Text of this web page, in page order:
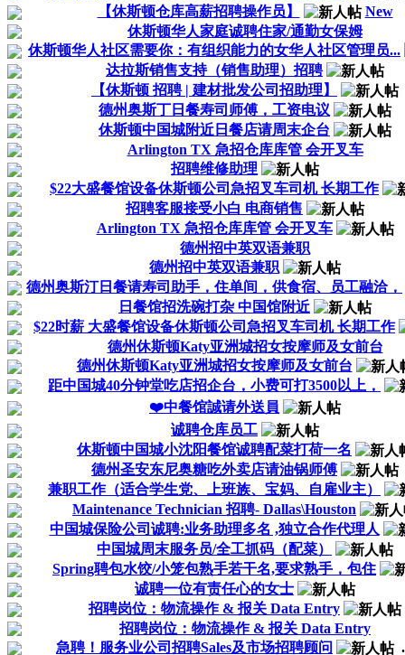
【休斯顿仓库高薪招聘操作员】
New
休斯顿华人家庭诚聘住家/通勤女保姆
休斯顿华人社区需要你：有组织能力的女华人社区管理员...
达拉斯销售支持（销售助理）招聘
【休斯顿 招聘 | 建材批发公司招助理】
德州奥斯丁日餐寿司师傅，工资电议
休斯顿中国城附近日餐店请周末企台
Arlington TX 急招仓库库管 会开叉车
招聘维修助理
$22大盛餐馆设备休斯顿公司急招叉车司机 长期工作
招聘客服接受小白 电商销售
Arlington TX 急招仓库库管 会开叉车
德州招中英双语兼职
德州招中英双语兼职
德州奥斯汀日餐请寿司助手，住单间，供食宿、员工融洽，
日餐馆招洗碗打杂 中国馆附近
$22时薪 大盛餐馆设备休斯顿公司急招叉车司机 长期工作
德州休斯顿Katy亚洲城招女按摩师及女前台
德州休斯顿Katy亚洲城招女按摩师及女前台
距中国城40分钟堂吃店招企台，小费可打3500以上，
❤️中餐馆誠请外送員
诚聘仓库员工
休斯顿中国城小沈阳餐馆诚聘配菜打荷一名
德州圣安东尼奥糖吃外卖店请油锅师傅
兼职工作（适合学生党、上班族、宝妈、自雇业主）
Maintenance Technician 招聘- Dallas\Houston
中国城保险公司诚聘:业务助理多名 ,独立合作代理人
中国城周末服务员/全工抓码（配菜）
Spring聘包水饺/小笼包熟手若干名,要求熟手，包住
诚聘一位有责任心的女士
招聘岗位：物流操作 & 报关 Data Entry
招聘岗位：物流操作 & 报关 Data Entry
急聘！服务业公司招聘Sales及市场招聘顾问